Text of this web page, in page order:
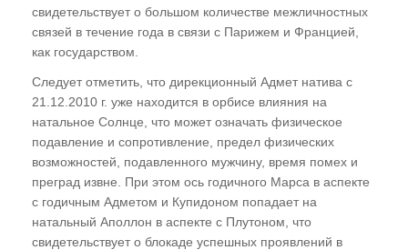
свидетельствует о большом количестве межличностных
связей в течение года в связи с Парижем и Францией,
как государством.
Следует отметить, что дирекционный Адмет натива с
21.12.2010 г. уже находится в орбисе влияния на
натальное Солнце, что может означать физическое
подавление и сопротивление, предел физических
возможностей, подавленного мужчину, время помех и
преград извне. При этом ось годичного Марса в аспекте
с годичным Адметом и Купидоном попадает на
натальный Аполлон в аспекте с Плутоном, что
свидетельствует о блокаде успешных проявлений в